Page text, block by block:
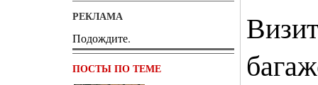
РЕКЛАМА
Подождите.
ПОСТЫ ПО ТЕМЕ